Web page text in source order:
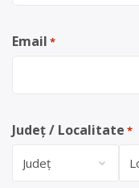
Email *
Județ / Localitate *